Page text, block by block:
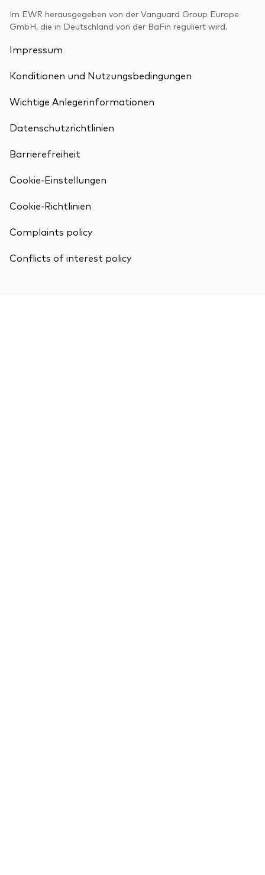
Im EWR herausgegeben von der Vanguard Group Europe
GmbH, die in Deutschland von der BaFin reguliert wird.
Impressum
Konditionen und Nutzungsbedingungen
Wichtige Anlegerinformationen
Datenschutzrichtlinien
Barrierefreiheit
Cookie-Einstellungen
Cookie-Richtlinien
Complaints policy
Conflicts of interest policy